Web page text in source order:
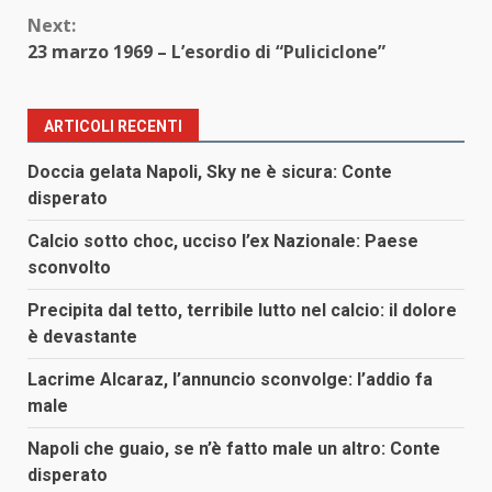
Next:
23 marzo 1969 – L’esordio di “Puliciclone”
ARTICOLI RECENTI
Doccia gelata Napoli, Sky ne è sicura: Conte
disperato
Calcio sotto choc, ucciso l’ex Nazionale: Paese
sconvolto
Precipita dal tetto, terribile lutto nel calcio: il dolore
è devastante
Lacrime Alcaraz, l’annuncio sconvolge: l’addio fa
male
Napoli che guaio, se n’è fatto male un altro: Conte
disperato